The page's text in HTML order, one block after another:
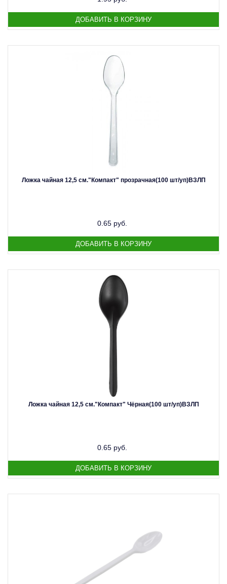
Ложка чайная 12,5 см."Компакт" прозрачная(100 шт/уп)ВЗЛП
0.65 руб.
Ложка чайная 12,5 см."Компакт" Чёрная(100 шт/уп)ВЗЛП
0.65 руб.